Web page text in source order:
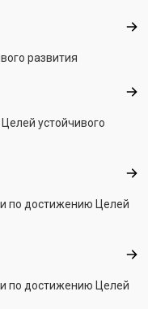
развития
устойчивого
по достижению Целей
по достижению Целей